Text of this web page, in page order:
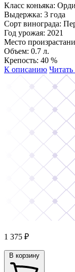
Класс коньяка:
Выдержка: 3 года
Сорт винограда:
Год урожая: 2021
Место
Объем: 0.7 л.
Крепость: 40 %
К описанию
1 375 ₽
В корзину